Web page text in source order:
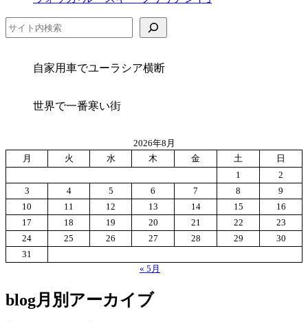
検索
自家用車でユーラシア横断
世界で一番寒い街
2026年8月
月
火 水 木 金 土
日
1
2
3
4 5 6 7 8
9
10
11 12 13 14 15
16
17
18 19 20 21 22
23
24
25 26 27 28 29
30
31
« 5月
blog月別アーカイブ